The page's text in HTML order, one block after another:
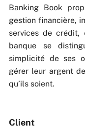
Banking Book
gestion financière,
services de crédit,
banque se
simplicité de ses
gérer leur argent
qu’ils soient.
Client